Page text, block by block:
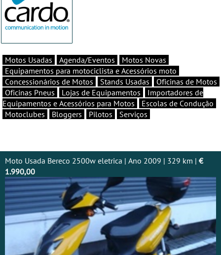
Motos Usadas Agenda/Eventos
Motos Novas
Equipamentos para motociclista e Acessórios moto
Concessionários de Motos
Stands Usadas
Oficinas de Motos
Oficinas Pneus
Lojas de Equipamentos
Importadores de
Equipamentos e Acessórios para Motos
Escolas de Condução
Motoclubes
Bloggers Pilotos Serviços
Moto Usada Bereco 2500w eletrica | Ano 2009 | 329 km | €
1.990,00